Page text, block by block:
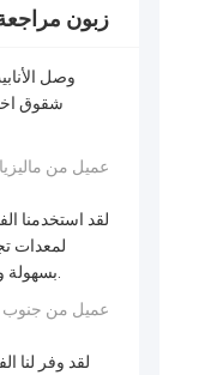
زبون
وصل
شقوق
—— عميل من ماليزيا
لمعدات
بسهولة ويحافظ على معايير النظافة الجيدة.
—— عميل من
لقد وفر لنا